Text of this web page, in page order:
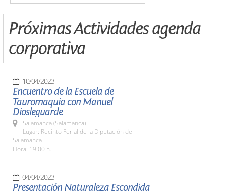
Próximas Actividades agenda
corporativa
10/04/2023
Encuentro de la Escuela de
Tauromaquia con Manuel
Diosleguarde
Salamanca (Salamanca)
Lugar: Recinto Ferial de la Diputación de
Salamanca
Hora: 19:00 h.
04/04/2023
Presentación Naturaleza Escondida